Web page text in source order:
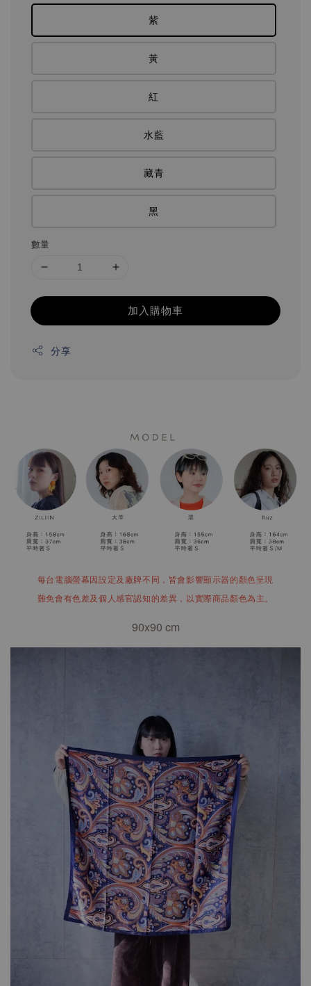
紫
黃
紅
水藍
藏青
黑
數量
加入購物車
分享
每台電腦螢幕因設定及廠牌不同，皆會影響顯示器的顏色呈現
難免會有色差及個人感官認知的差異，以實際商品顏色為主。
90x90 cm